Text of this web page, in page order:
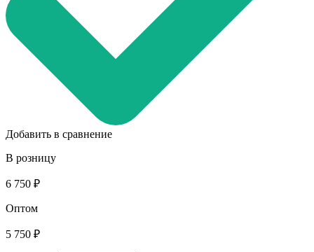
Добавить в сравнение
В розницу
6 750 ₽
Оптом
5 750 ₽